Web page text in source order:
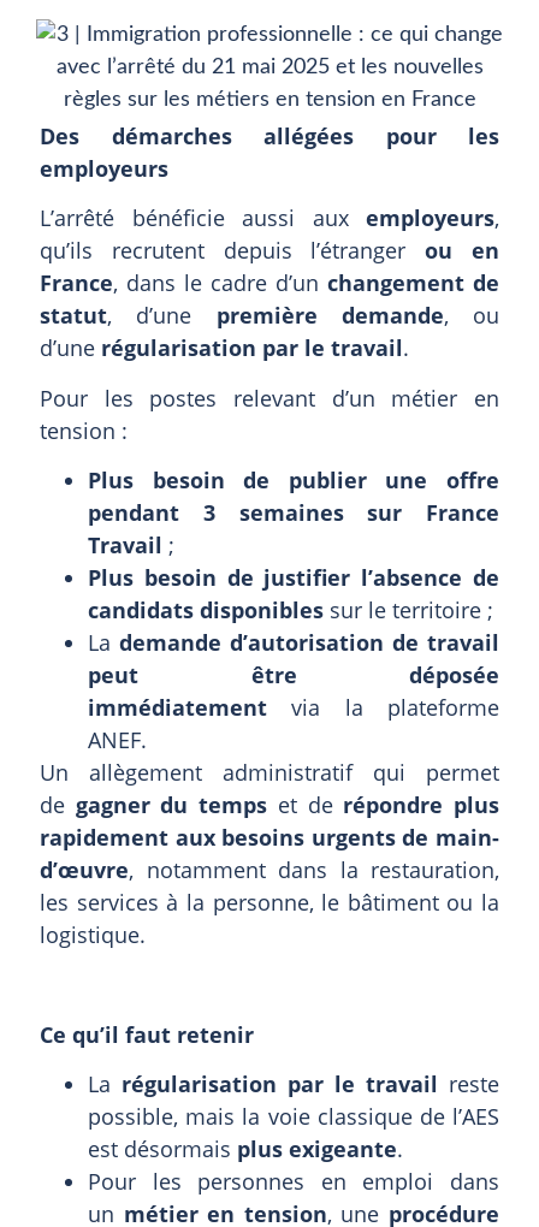
Des démarches allégées pour les
employeurs
L’arrêté bénéficie aussi aux employeurs,
qu’ils recrutent depuis l’étrangerou en
France, dans le cadre d’un changement de
statut, d’une première demande, ou
d’une régularisation par le travail.
Pour les postes relevant d’un métier en
tension :
Plus besoin de publier une offre
pendant 3 semaines sur France
Travail ;
Plus besoin de justifier l’absence de
candidats disponibles sur le territoire ;
La demande d’autorisation de travail
peut être déposée
immédiatement via la plateforme
ANEF.
Un allègement administratif qui permet
de gagner du temps et de répondre plus
rapidement aux besoins urgents de main-
d’œuvre, notamment dans la restauration,
les services à la personne, le bâtiment ou la
logistique.
Ce qu’il faut retenir
La régularisation par le travail reste
possible, mais la voie classique de l’AES
est désormais plus exigeante.
Pour les personnes en emploi dans
un métier en tension, une procédure